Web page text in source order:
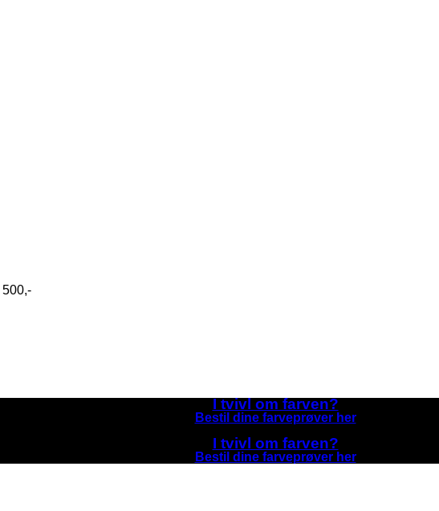
I tvivl om farven?
Bestil dine farveprøver her
I tvivl om farven?
Bestil dine farveprøver her